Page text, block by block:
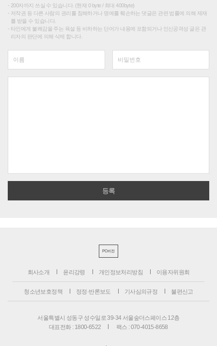
200자까지 쓰실 수 있습니다. (현재 0 byte / 최대 400byte)
저작권 등 다른 사람의 권리를 침해하거나 명예를 훼손하는 댓글은 관련 법률에 의해 제재
를 받을 수 있습니다.
타인에게 불쾌감을 주는 욕설 등 비하하는 단어가 내용에 포함되거나 인신공격성 글은 관
리자의 판단에 의해 삭제 합니다.
PC버전
회사소개 윤리강령 개인정보처리방침 이용자위원회
청소년보호정책 정정·반론보도 기사심의규정 불편신고
서울특별시 성동구 성수일로 39-34 서울숲더스페이스 12층
대표전화 : 1800-6522
팩스 : 070-4015-8658